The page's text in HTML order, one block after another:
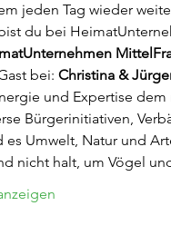
jeden Tag wieder
du bei
bei: Christina &
und Expertise
Bürgerinitiativen,
es Umwelt, Natur und
nicht halt, um Vögel